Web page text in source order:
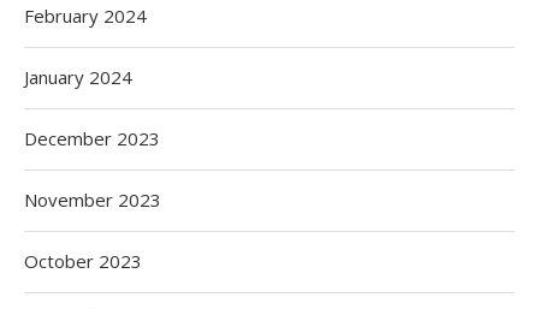
February 2024
January 2024
December 2023
November 2023
October 2023